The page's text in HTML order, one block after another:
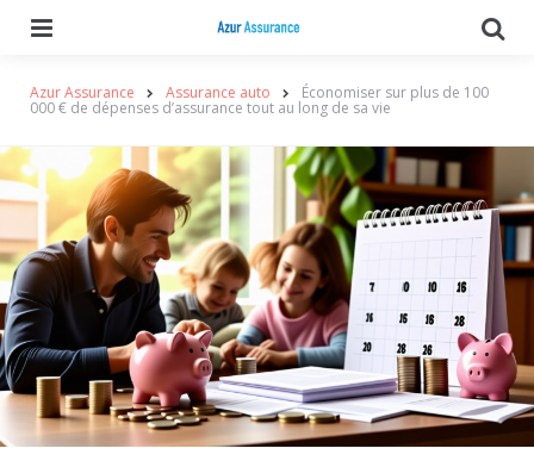
Azur Assurance Assurance auto Économiser sur plus de 100
000 € de dépenses d’assurance tout au long de sa vie